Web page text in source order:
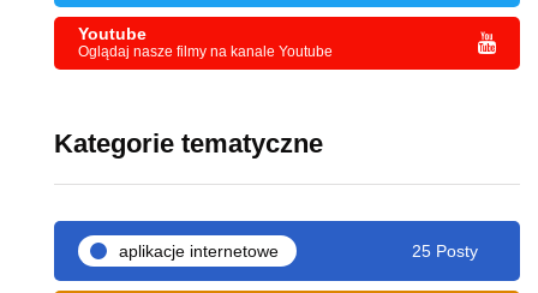
Youtube
Oglądaj nasze filmy na kanale Youtube
Kategorie tematyczne
aplikacje internetowe 25 Posty